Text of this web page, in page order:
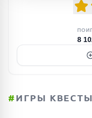
8
#ИГРЫ КВЕСТЫ